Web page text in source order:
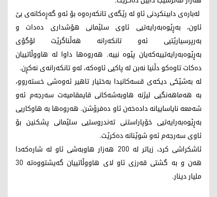
لەبارەی دابینکردنی ئاو لە رێگەی تانکەرەوە بۆ ئەو گەڕەکانەی بێ
ئاون، بەڕێوەبەرایەتیی ئاوی سلێمانی هۆشداری دەدات و
بەرپرسیارێتیی ئەو تانکەرانە هەڵناگرێت لۆگۆی
بەڕێوەبەرایەتییەکەیان پێوە نییە. هەروەها داوا لە هاووڵاتییان
دەکات تاوەکو دڵنیا نەبن لە پاکیی ئاوەکە، لەو تانکەرانەی نەکڕن.
لە بەشێکی دیکەی قسەکانیدا بەختیار تاهیر ئەوەشی خستەروو،
بە هەماهەنگیی لیژنە هاوبەشەکانی قایمقامیەت سەرجەم ئەو
شەمعە نایاساییانە دادەخەن ئاو دەفرۆشن. هەروەها بە هاوکاریی
بەڕێوەبەرایەتیی خۆپاراستنی تەندروستیی سلێمانی پشکنین بۆ
ئاوی سەرجەم ئەو شوێنانە دەکرێت.
ئاشکراشی کرد، زیاتر لە 200 هەزار هاوبەشی ئاو لە شارەکەدا
هەن و بە گشتی قەرزی ئاو لای هاووڵاتییان گەیشتووەتە 30
ملیار دینار.